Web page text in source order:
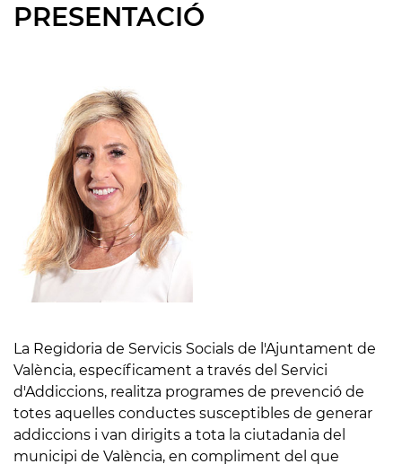
PRESENTACIÓ
La Regidoria de Servicis Socials de l'Ajuntament de
València, específicament a través del Servici
d'Addiccions, realitza programes de prevenció de
totes aquelles conductes susceptibles de generar
addiccions i van dirigits a tota la ciutadania del
municipi de València, en compliment del que